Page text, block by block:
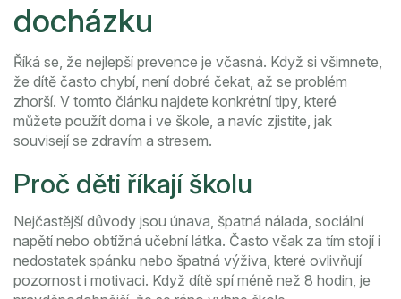
docházku
Říká se, že nejlepší prevence je včasná. Když si všimnete,
že dítě často chybí, není dobré čekat, až se problém
zhorší. V tomto článku najdete konkrétní tipy, které
můžete použít doma i ve škole, a navíc zjistíte, jak
souvisejí se zdravím a stresem.
Proč děti říkají školu
Nejčastější důvody jsou únava, špatná nálada, sociální
napětí nebo obtížná učební látka. Často však za tím stojí i
nedostatek spánku nebo špatná výživa, které ovlivňují
pozornost i motivaci. Když dítě spí méně než 8 hodin, je